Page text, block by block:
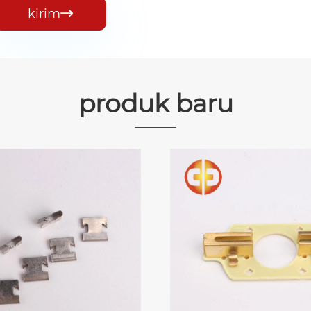
kirim
produk baru